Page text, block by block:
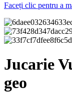
Faceți clic pentru a
Jucarie
geo